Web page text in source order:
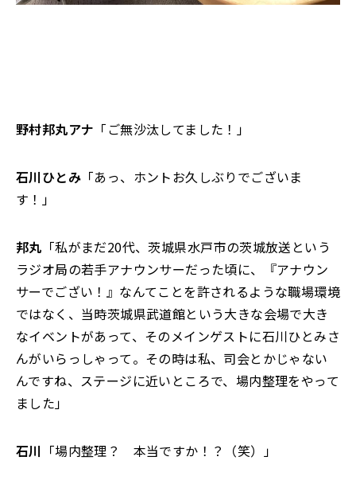
野村邦丸アナ 「ご無沙汰してました！」
石川ひとみ 「あっ、ホントお久しぶりでございま
す！」
邦丸 「私がまだ20代、茨城県水戸市の茨城放送という
ラジオ局の若手アナウンサーだった頃に、『アナウン
サーでござい！』なんてことを許されるような職場環境
ではなく、当時茨城県武道館という大きな会場で大き
なイベントがあって、そのメインゲストに石川ひとみさ
んがいらっしゃって。その時は私、司会とかじゃない
んですね、ステージに近いところで、場内整理をやって
ました」
石川 「場内整理？ 本当ですか！？（笑）」